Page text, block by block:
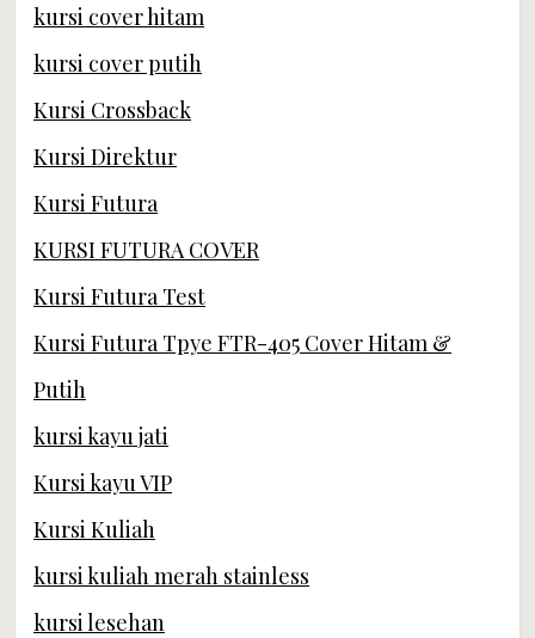
kursi cover hitam
kursi cover putih
Kursi Crossback
Kursi Direktur
Kursi Futura
KURSI FUTURA COVER
Kursi Futura Test
Kursi Futura Tpye FTR-405 Cover Hitam &
Putih
kursi kayu jati
Kursi kayu VIP
Kursi Kuliah
kursi kuliah merah stainless
kursi lesehan